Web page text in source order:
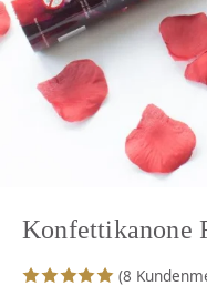
Konfettikanone
(8